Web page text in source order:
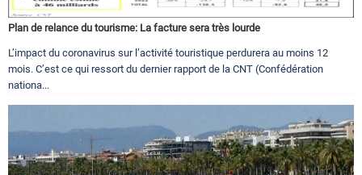
Plan de relance du tourisme: La facture sera très lourde
L’impact du coronavirus sur l’activité touristique perdurera au moins 12
mois. C’est ce qui ressort du dernier rapport de la CNT (Confédération
nationa...